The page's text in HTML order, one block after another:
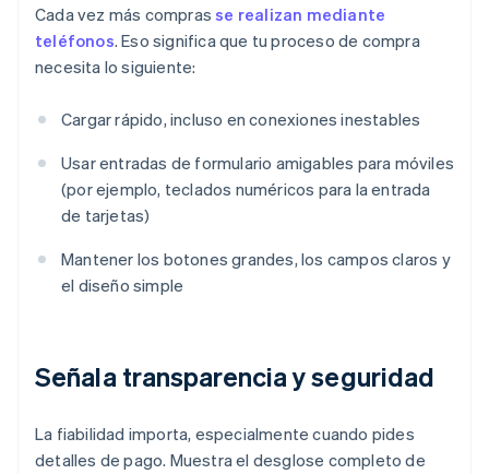
Cada vez más comprasse realizan mediante
teléfonos. Eso significa que tu proceso de compra
necesita lo siguiente:
Cargar rápido, incluso en conexiones inestables
Usar entradas de formulario amigables para móviles
(por ejemplo, teclados numéricos para la entrada
de tarjetas)
Mantener los botones grandes, los campos claros y
el diseño simple
Señala transparencia y seguridad
La fiabilidad importa, especialmente cuando pides
detalles de pago. Muestra el desglose completo de